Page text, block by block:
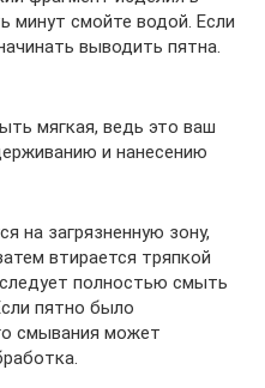
минут смойте водой. Если
выводить пятна.
мягкая, ведь это ваш
и нанесению
на загрязненную зону,
втирается тряпкой
полностью смыть
пятно было
смывания может